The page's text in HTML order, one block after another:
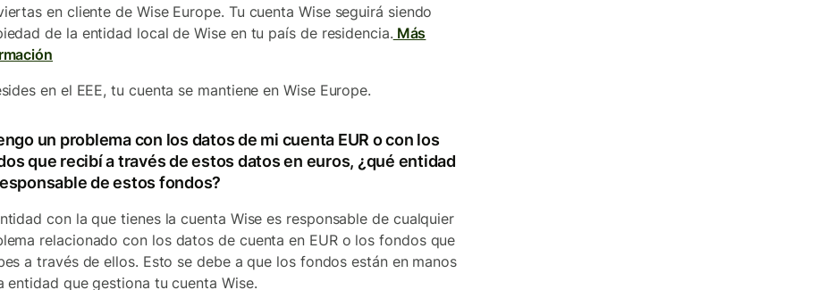
en cliente de Wise Europe. Tu cuenta Wise seguirá siendo
de la entidad local de Wise en tu país de residencia. Más
en el EEE, tu cuenta se mantiene en Wise Europe.
un problema con los datos de mi cuenta EUR o con los
que recibí a través de estos datos en euros, ¿qué entidad
de estos fondos?
con la que tienes la cuenta Wise es responsable de cualquier
relacionado con los datos de cuenta en EUR o los fondos que
a través de ellos. Esto se debe a que los fondos están en manos
entidad que gestiona tu cuenta Wise.